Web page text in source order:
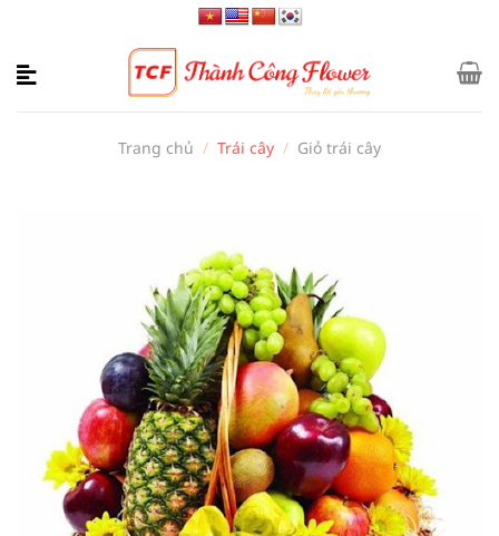
nội
Trang chủ / Trái cây / Giỏ trái cây